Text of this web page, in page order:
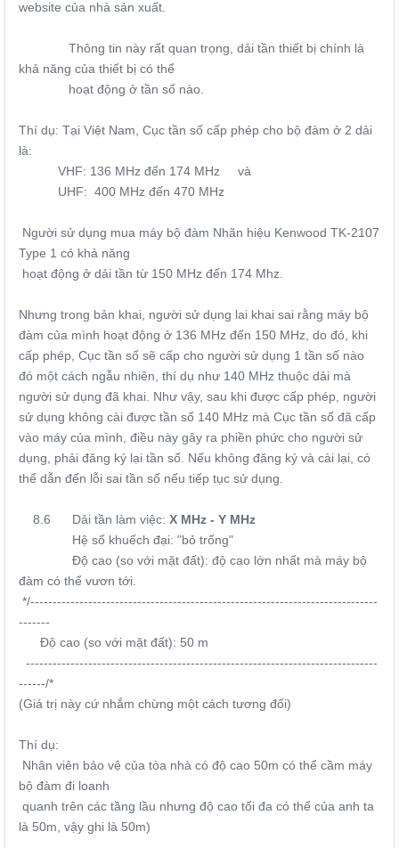
website của nhà sản xuất.
Thông tin này rất quan trọng, dải tần thiết bị chính là
khả năng của thiết bị có thể
hoạt động ở tần số nào.
Thí dụ: Tại Việt Nam, Cục tần số cấp phép cho bộ đàm ở 2 dải
là:
VHF: 136 MHz đến 174 MHz và
UHF: 400 MHz đến 470 MHz
Người sử dụng mua máy bộ đàm Nhãn hiệu Kenwood TK-2107
Type 1 có khả năng
hoạt động ở dải tần từ 150 MHz đến 174 Mhz.
Nhưng trong bản khai, người sử dụng lai khai sai rằng máy bộ
đàm của mình hoạt động ở 136 MHz đến 150 MHz, do đó, khi
cấp phép, Cục tần số sẽ cấp cho người sử dụng 1 tần số nào
đó một cách ngẫu nhiên, thí dụ như 140 MHz thuộc dải mà
người sử dụng đã khai. Như vậy, sau khi được cấp phép, người
sử dụng không cài được tần số 140 MHz mà Cục tần số đã cấp
vào máy của mình, điều này gây ra phiền phức cho người sử
dụng, phải đăng ký lại tần số. Nếu không đăng ký và cài lại, có
thể dẫn đến lỗi sai tần số nếu tiếp tục sử dụng.
8.6 Dải tần làm việc: X MHz - Y MHz
Hệ số khuếch đại: "bỏ trống"
Độ cao (so với mặt đất): độ cao lớn nhất mà máy bộ
đàm có thể vươn tới.
*/------------------------------------------------------------------------------
-------
Độ cao (so với mặt đất): 50 m
-------------------------------------------------------------------------------
------/*
(Giá trị này cứ nhắm chừng một cách tương đối)
Thí dụ:
Nhân viên bảo vệ của tòa nhà có độ cao 50m có thể cầm máy
bộ đàm đi loanh
quanh trên các tầng lầu nhưng độ cao tối đa có thể của anh ta
là 50m, vậy ghi là 50m)